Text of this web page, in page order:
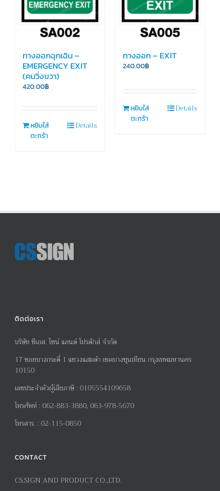
ทางออกฉุกเฉิน –
EMERGENCY EXIT
(คนวิ่งขวา)
420.00฿
หยิบใส่
ตะกร้า
Details
ทางออก – EXIT
240.00฿
หยิบใส่
ตะกร้า
Details
ติดต่อเรา
บริษัท ซีเอส. ไซน์ แอนด์ โปรดักส์ จำกัด
17ซอยบางกระดี่ 1 แขวงแสมดำ เขตบางขุนเทียน กรุงเทพมหานคร
10150
เลขประจำตัวผู้เสียภาษี : 0105554109658
โทรศัพท์ : 062-883-3880, 063-978-5670
โทรสาร. : 02-115-0850
CONTACT
CS.SIGN AND PRODUCT CO.,LTD.